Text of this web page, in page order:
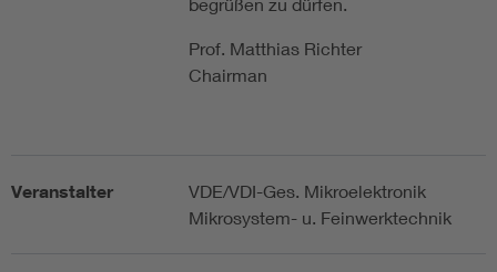
begrüßen zu dürfen.
Prof. Matthias Richter
Chairman
Veranstalter
VDE/VDI-Ges. Mikroelektronik
Mikrosystem- u. Feinwerktechnik